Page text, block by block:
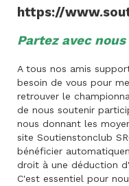
https://
Partez avec
A tous nos amis
besoin de vous pour
retrouver le
de nous soutenir
nous donnant les
site Soutienstonclub
bénéficier
droit à une déduction
C'est essentiel pour